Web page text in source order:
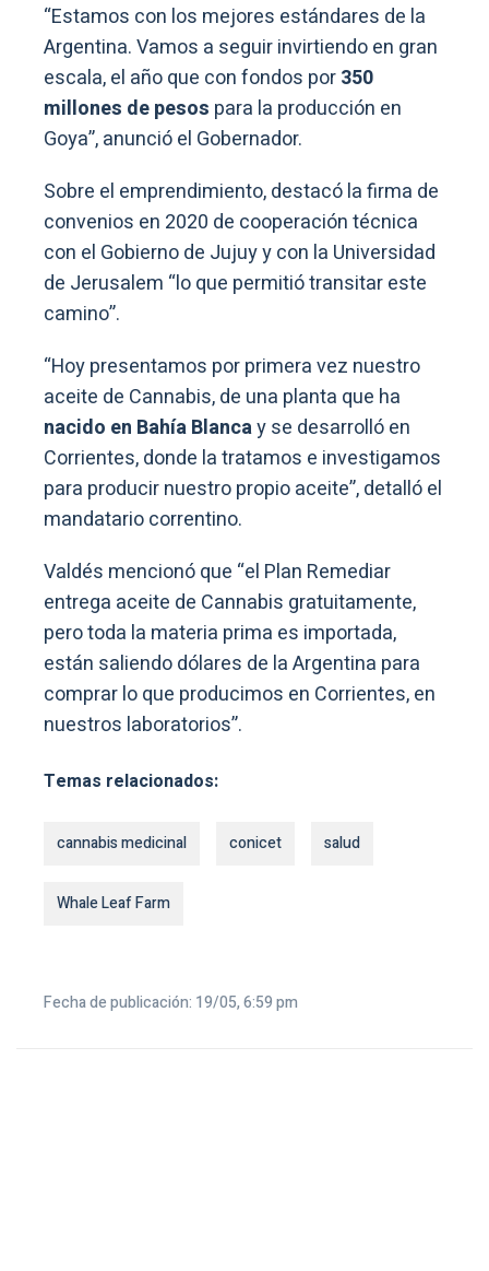
“Estamos con los mejores estándares de la
Argentina. Vamos a seguir invirtiendo en gran
escala, el año que con fondos por350
millones de pesos para la producción en
Goya”, anunció el Gobernador.
Sobre el emprendimiento, destacó la firma de
convenios en 2020 de cooperación técnica
con el Gobierno de Jujuy y con la Universidad
de Jerusalem “lo que permitió transitar este
camino”.
“Hoy presentamos por primera vez nuestro
aceite de Cannabis, de una planta que ha
nacido en Bahía Blancay se desarrolló en
Corrientes, donde la tratamos e investigamos
para producir nuestro propio aceite”, detalló el
mandatario correntino.
Valdés mencionó que “el Plan Remediar
entrega aceite de Cannabis gratuitamente,
pero toda la materia prima es importada,
están saliendo dólares de la Argentina para
comprar lo que producimos en Corrientes, en
nuestros laboratorios”.
Temas relacionados:
cannabis medicinal conicet salud
Whale Leaf Farm
Fecha de publicación: 19/05, 6:59 pm